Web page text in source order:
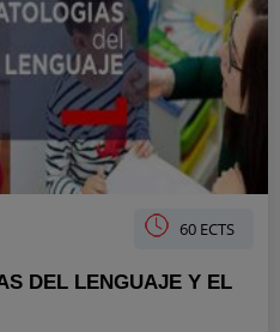
60 ECTS
DEL LENGUAJE Y EL